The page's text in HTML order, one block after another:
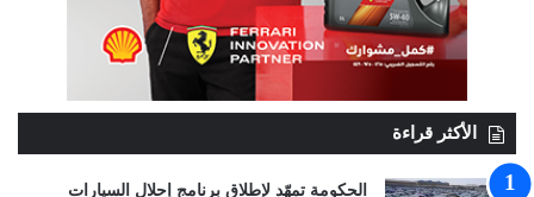
الأكثر قراءة
الحكومة تمهّد لإطلاق برنامج إحلال السيارات